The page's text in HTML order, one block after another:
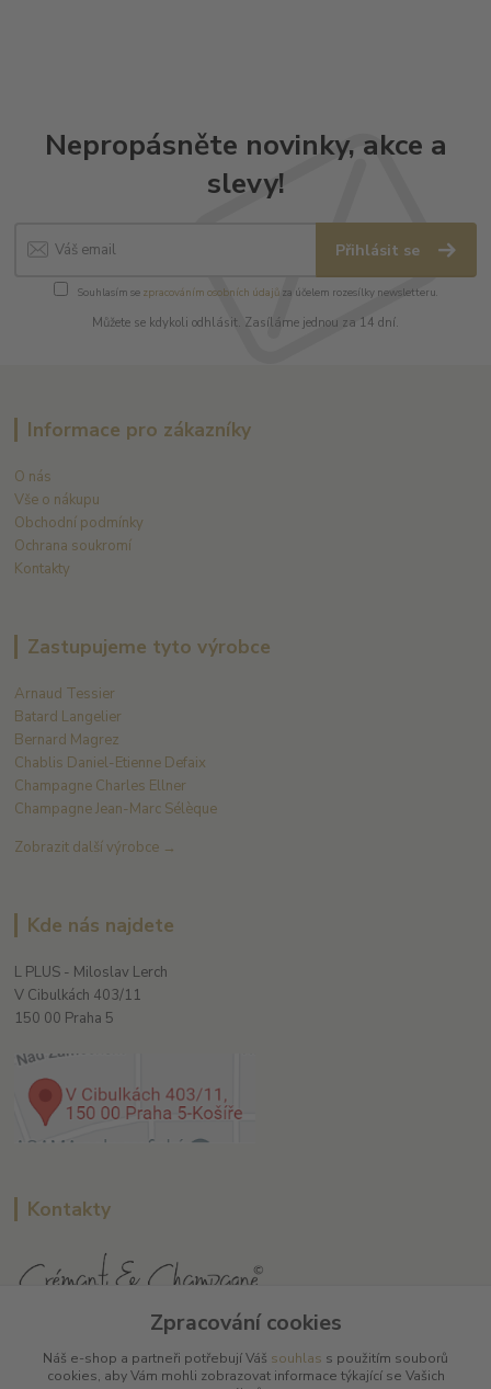
Nepropásněte novinky, akce a
slevy!
Přihlásit se
Souhlasím se zpracováním osobních údajůza účelem rozesílky newsletteru.
Můžete se kdykoli odhlásit. Zasíláme jednou za 14 dní.
Informace pro zákazníky
O nás
Vše o nákupu
Obchodní podmínky
Ochrana soukromí
Kontakty
Zastupujeme tyto výrobce
Arnaud Tessier
Batard Langelier
Bernard Magrez
Chablis Daniel-Etienne Defaix
Champagne Charles Ellner
Champagne Jean-Marc Sélèque
Zobrazit další výrobce →
Kde nás najdete
L PLUS - Miloslav Lerch
V Cibulkách 403/11
150 00 Praha 5
Kontakty
+420 608 885 840
Zpracování cookies
Náš e-shop a partneři potřebují Váš souhlas s použitím souborů
cookies, aby Vám mohli zobrazovat informace týkající se Vašich